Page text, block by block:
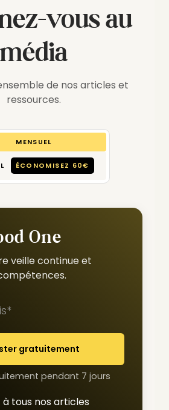
vous au
média
de nos articles et
ressources.
MENSUEL
ÉCONOMISEZ 60€
One
veille continue et
gratuitement
pendant 7 jours
tous nos articles